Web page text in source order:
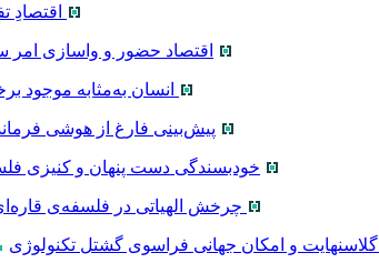
اقتصادِ
اقتصاد حضور و واسازی امر
انسان به‌مثابه موجود
پیش‌بینی فارغ از هوشی
خودبسندگی دست پنهان و کنیزی
چرخش الهیاتی در فلسفه‌ی
گلاسنهایت و امکان جهانی فراسوی گشتل تکنولوژی